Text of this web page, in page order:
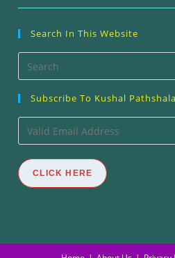
Search In This Website
Subscribe To Kushal
Valid
Email
Address
CLICK HERE